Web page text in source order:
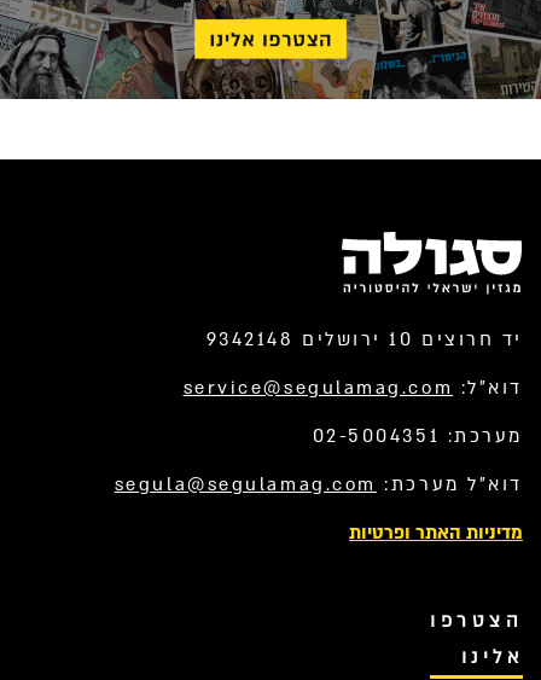
יד חרוצים 10 ירושלים 9342148
דוא”ל: service@segulamag.com
מערכת: 02-5004351
דוא”ל מערכת: segula@segulamag.com
מדיניות האתר ופרטיות
הצטרפו
אלינו